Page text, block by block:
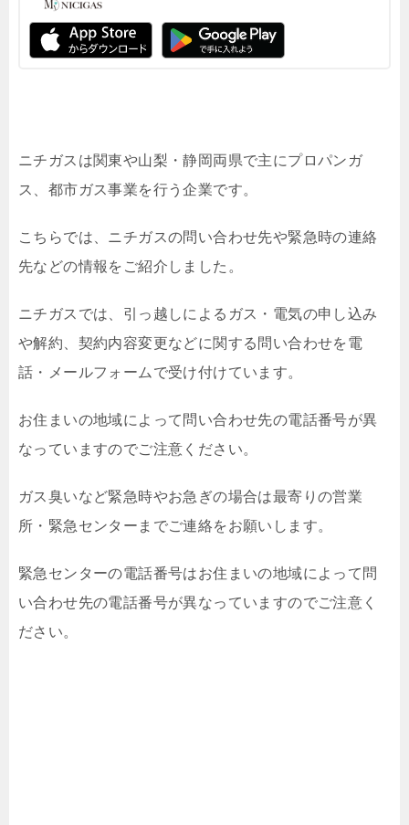
ニチガスは関東や山梨・静岡両県で主にプロパンガ
ス、都市ガス事業を行う企業です。
こちらでは、ニチガスの問い合わせ先や緊急時の連絡
先などの情報をご紹介しました。
ニチガスでは、引っ越しによるガス・電気の申し込み
や解約、契約内容変更などに関する問い合わせを電
話・メールフォームで受け付けています。
お住まいの地域によって問い合わせ先の電話番号が異
なっていますのでご注意ください。
ガス臭いなど緊急時やお急ぎの場合は最寄りの営業
所・緊急センターまでご連絡をお願いします。
緊急センターの電話番号はお住まいの地域によって問
い合わせ先の電話番号が異なっていますのでご注意く
ださい。